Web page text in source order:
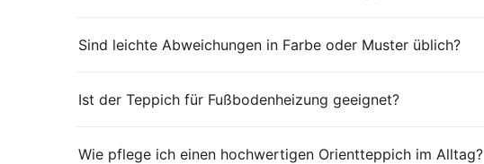
Sind leichte Abweichungen in Farbe oder Muster üblich?
Ist der Teppich für Fußbodenheizung geeignet?
Wie pflege ich einen hochwertigen Orientteppich im Alltag?